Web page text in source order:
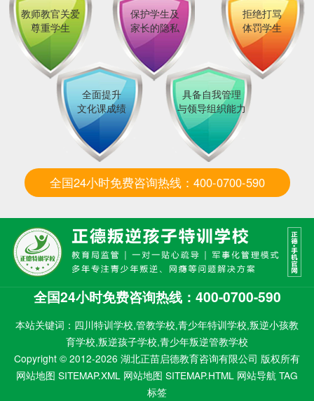
教师教官关爱
尊重学生
保护学生及
家长的隐私
拒绝打骂
体罚学生
全面提升
文化课成绩
具备自我管理
与领导组织能力
全国24小时免费咨询热线：400-0700-590
全国24小时免费咨询热线：400-0700-590
本站关键词：四川特训学校,管教学校,青少年特训学校,叛逆小孩教
育学校,叛逆孩子学校,青少年叛逆管教学校
Copyright © 2012-2026 湖北正苗启德教育咨询有限公司 版权所有
网站地图 SITEMAP.XML 网站地图 SITEMAP.HTML 网站导航 TAG
标签